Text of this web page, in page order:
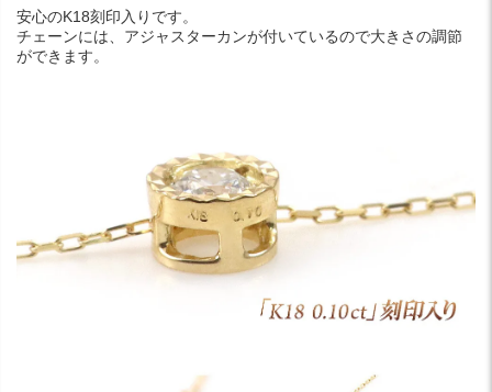
安心のK18刻印入りです。
チェーンには、アジャスターカンが付いているので大きさの調節
ができます。